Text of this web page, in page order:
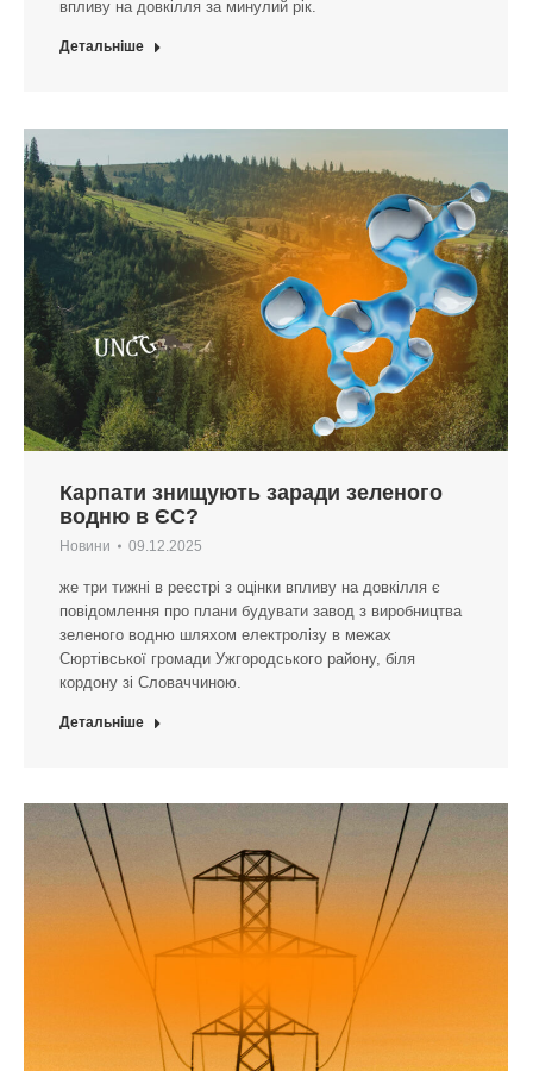
впливу на довкілля за минулий рік.
Детальніше
Карпати знищують заради зеленого
водню в ЄС?
Новини 09.12.2025
же три тижні в реєстрі з оцінки впливу на довкілля є
повідомлення про плани будувати завод з виробництва
зеленого водню шляхом електролізу в межах
Сюртівської громади Ужгородського району, біля
кордону зі Словаччиною.
Детальніше